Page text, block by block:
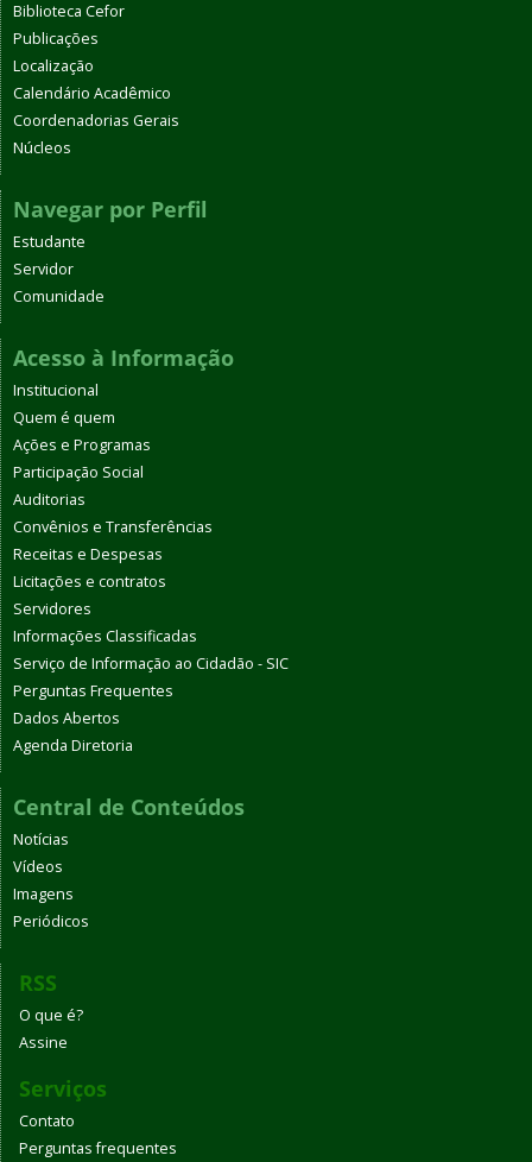
Biblioteca Cefor
Publicações
Localização
Calendário Acadêmico
Coordenadorias Gerais
Núcleos
Navegar por Perfil
Estudante
Servidor
Comunidade
Acesso à Informação
Institucional
Quem é quem
Ações e Programas
Participação Social
Auditorias
Convênios e Transferências
Receitas e Despesas
Licitações e contratos
Servidores
Informações Classificadas
Serviço de Informação ao Cidadão - SIC
Perguntas Frequentes
Dados Abertos
Agenda Diretoria
Central de Conteúdos
Notícias
Vídeos
Imagens
Periódicos
RSS
O que é?
Assine
Serviços
Contato
Perguntas frequentes